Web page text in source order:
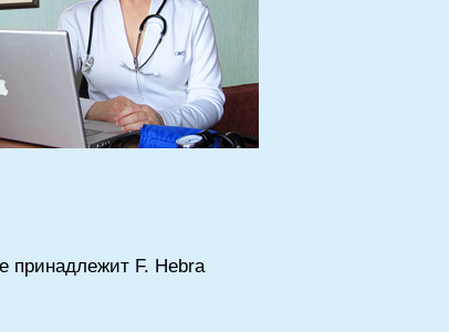
принадлежит F. Hebra